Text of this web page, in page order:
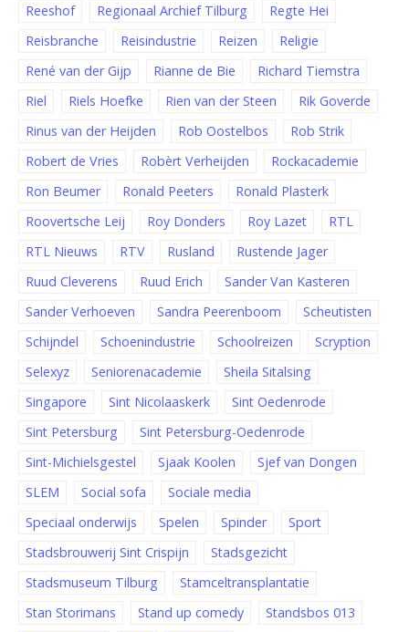
Reeshof
Regionaal Archief Tilburg
Regte Hei
Reisbranche
Reisindustrie Reizen
Religie
René van der Gijp
Rianne de Bie
Richard Tiemstra
Riel
Riels Hoefke Rien van der Steen
Rik Goverde
Rinus van der Heijden
Rob Oostelbos
Rob Strik
Robert de Vries
Robèrt Verheijden
Rockacademie
Ron Beumer
Ronald Peeters
Ronald Plasterk
Roovertsche Leij
Roy Donders Roy Lazet
RTL
RTL Nieuws
RTV Rusland
Rustende Jager
Ruud Cleverens
Ruud Erich
Sander Van Kasteren
Sander Verhoeven
Sandra Peerenboom
Scheutisten
Schijndel
Schoenindustrie Schoolreizen
Scryption
Selexyz
Seniorenacademie
Sheila Sitalsing
Singapore
Sint Nicolaaskerk
Sint Oedenrode
Sint Petersburg
Sint Petersburg-Oedenrode
Sint-Michielsgestel
Sjaak Koolen
Sjef van Dongen
SLEM
Social sofa
Sociale media
Speciaal onderwijs
Spelen Spinder
Sport
Stadsbrouwerij Sint Crispijn
Stadsgezicht
Stadsmuseum Tilburg
Stamceltransplantatie
Stan Storimans
Stand up comedy
Standsbos 013